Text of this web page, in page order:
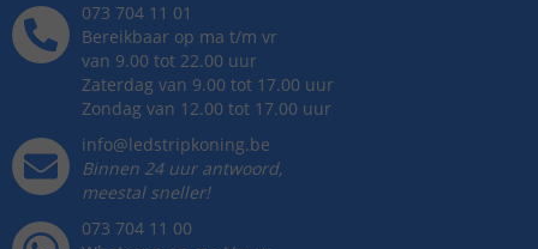
073 704 11 01
Bereikbaar op ma t/m vr
van 9.00 tot 22.00 uur
Zaterdag van 9.00 tot 17.00 uur
Zondag van 12.00 tot 17.00 uur
info@ledstripkoning.be
Binnen 24 uur antwoord,
meestal sneller!
073 704 11 00